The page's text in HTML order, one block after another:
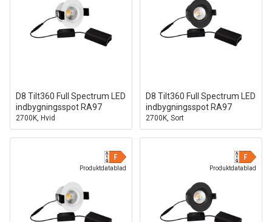
D8 Tilt360 Full Spectrum LED
indbygningsspot RA97
2700K, Hvid
D8 Tilt360 Full Spectrum LED
indbygningsspot RA97
2700K, Sort
Produktdatablad Produktdatablad